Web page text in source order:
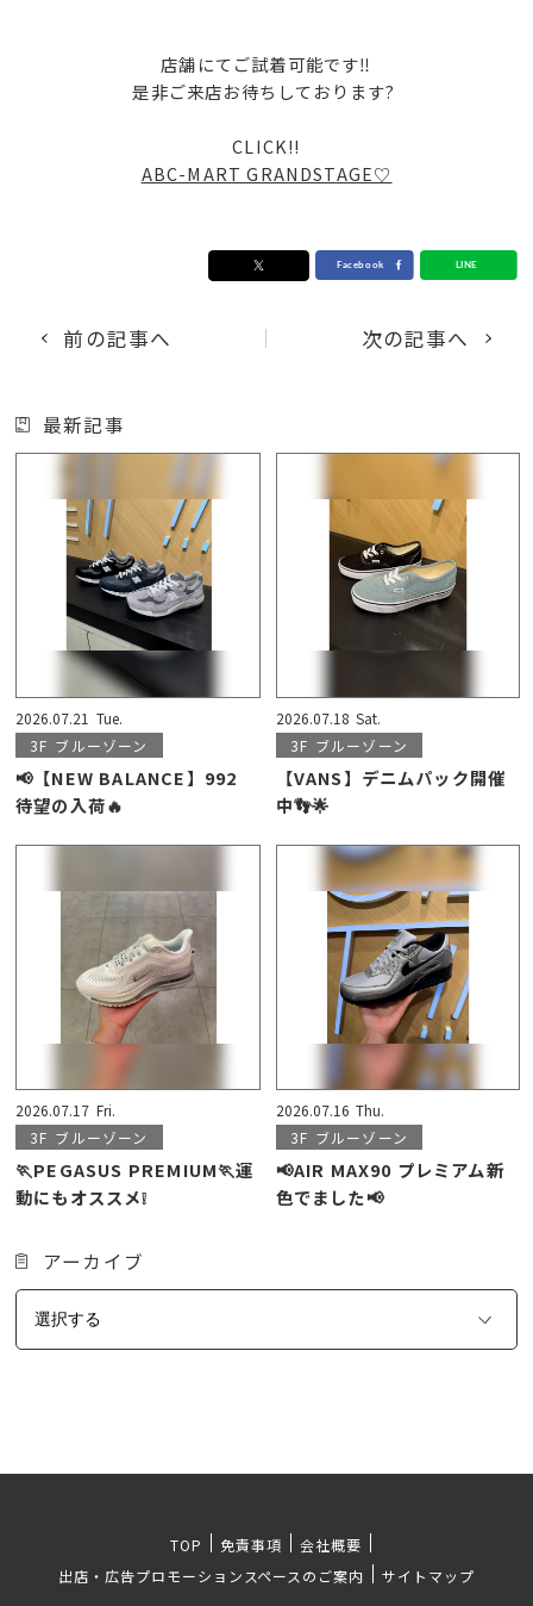
店舗にてご試着可能です‼
是非ご来店お待ちしております?
CLICK!!
ABC-MART GRANDSTAGE♡
前の記事へ 次の記事へ
最新記事
2026.07.21 Tue.
3F ブルーゾーン
📢【NEW BALANCE】992
待望の入荷🔥
2026.07.18 Sat.
3F ブルーゾーン
【VANS】デニムパック開催
中👣🌟
2026.07.17 Fri.
3F ブルーゾーン
🏃PEGASUS PREMIUM🏃運
動にもオススメ❕
2026.07.16 Thu.
3F ブルーゾーン
📢AIR MAX90 プレミアム新
色でました📢
アーカイブ
TOP 免責事項
会社概要
出店・広告プロモーションスペースのご案内
サイトマップ